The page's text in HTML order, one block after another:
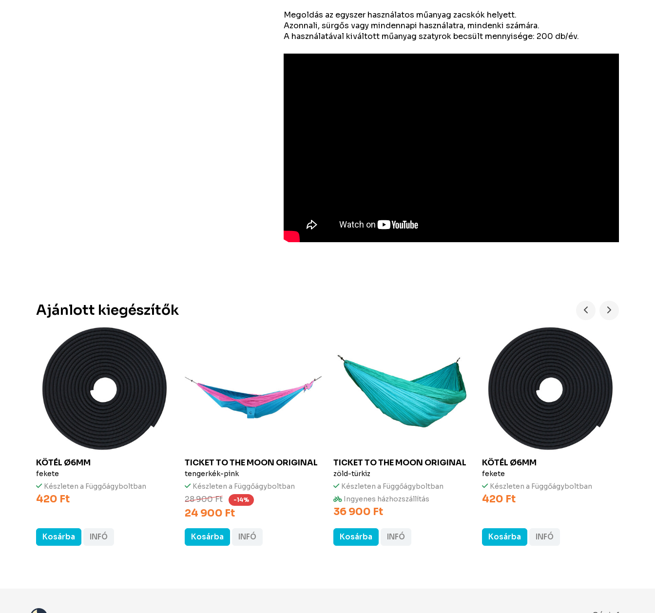
Megoldás az egyszer használatos műanyag zacskók helyett.
Azonnali, sürgős vagy mindennapi használatra, mindenki számára.
A használatával kiváltott műanyag szatyrok becsült mennyisége: 200 db/év.
Ajánlott kiegészítők
KÖTÉL Ø6MM
fekete
Készleten a Függőágyboltban
420 Ft
Kosárba INFÓ
TICKET TO THE MOON ORIGINAL
tengerkék-pink
Készleten a Függőágyboltban
28 900 Ft -14%
24 900 Ft
Kosárba INFÓ
TICKET TO THE MOON ORIGINAL
zöld-türkiz
Készleten a Függőágyboltban
Ingyenes házhozszállítás
36 900 Ft
Kosárba INFÓ
KÖTÉL Ø6MM
fekete
Készleten a Függőágyboltban
420 Ft
Kosárba INFÓ